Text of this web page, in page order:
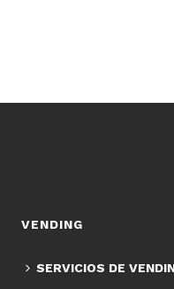
VENDING
SERVICIOS DE